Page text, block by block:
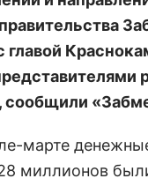
главой
марте
миллионов